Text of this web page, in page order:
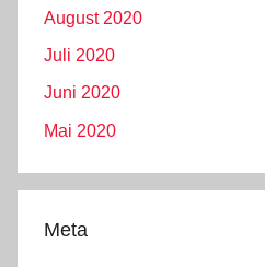
August 2020
Juli 2020
Juni 2020
Mai 2020
Meta